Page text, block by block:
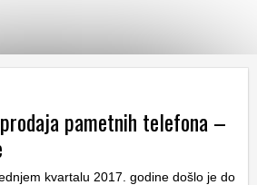
pametnih telefona –
kvartalu 2017. godine došlo je do